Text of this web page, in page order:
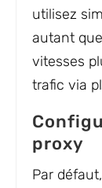
utilisez
autant
vitesses
trafic via
proxy
Par